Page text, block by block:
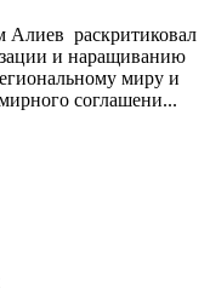
Алиев раскритиковал
и наращиванию
миру и
соглашени...